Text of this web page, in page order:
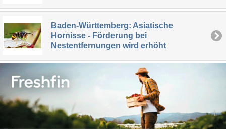
Baden-Württemberg: Asiatische
Hornisse - Förderung bei
Nestentfernungen wird erhöht